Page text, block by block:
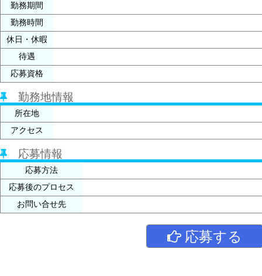
勤務期間
勤務時間
休日・休暇
待遇
応募資格
勤務地情報
所在地
アクセス
応募情報
応募方法
応募後のプロセス
お問い合せ先
応募する